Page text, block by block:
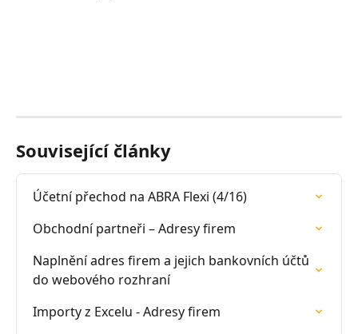
Související články
Účetní přechod na ABRA Flexi (4/16)
Obchodní partneři – Adresy firem
Naplnění adres firem a jejich bankovních účtů
do webového rozhraní
Importy z Excelu - Adresy firem